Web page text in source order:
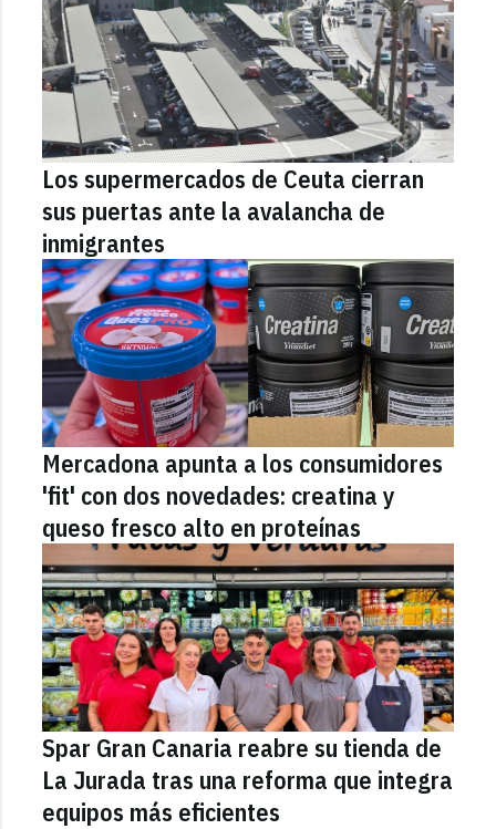
Los supermercados de Ceuta cierran
sus puertas ante la avalancha de
inmigrantes
Mercadona apunta a los consumidores
'fit' con dos novedades: creatina y
queso fresco alto en proteínas
Spar Gran Canaria reabre su tienda de
La Jurada tras una reforma que integra
equipos más eficientes